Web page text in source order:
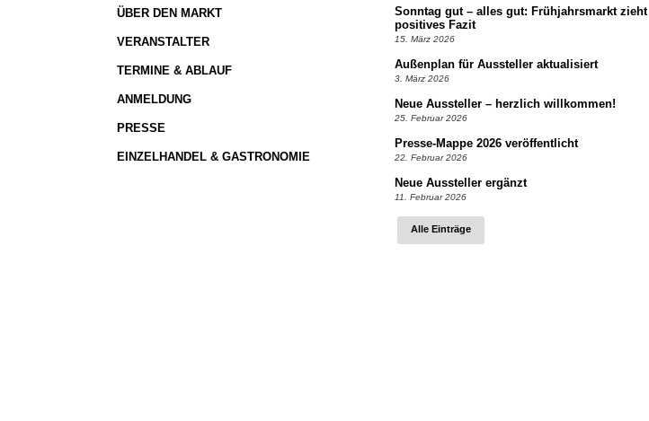
ÜBER DEN MARKT
VERANSTALTER
TERMINE & ABLAUF
ANMELDUNG
PRESSE
EINZELHANDEL & GASTRONOMIE
Sonntag gut – alles gut: Frühjahrsmarkt zieht
positives Fazit
15. März 2026
Außenplan für Aussteller aktualisiert
3. März 2026
Neue Aussteller – herzlich willkommen!
25. Februar 2026
Presse-Mappe 2026 veröffentlicht
22. Februar 2026
Neue Aussteller ergänzt
11. Februar 2026
Alle Einträge